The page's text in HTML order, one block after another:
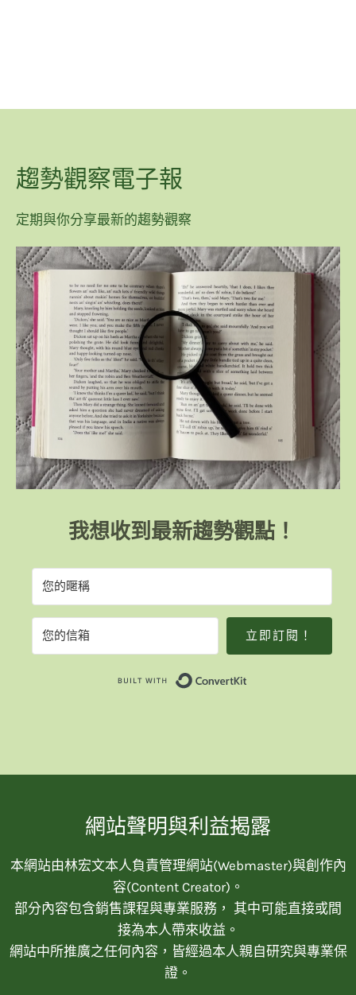
趨勢觀察電子報
定期與你分享最新的趨勢觀察
我想收到最新趨勢觀點！
立即訂閱！
網站聲明與利益揭露
本網站由林宏文本人負責管理網站(Webmaster)與創作內
容(Content Creator)。
部分內容包含銷售課程與專業服務， 其中可能直接或間
接為本人帶來收益。
網站中所推廣之任何內容，皆經過本人親自研究與專業保
證。